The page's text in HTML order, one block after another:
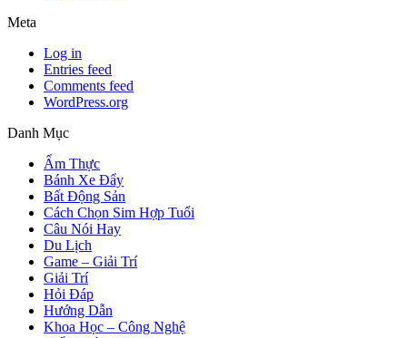
Meta
Log in
Entries feed
Comments feed
WordPress.org
Danh Mục
Ẩm Thực
Bánh Xe Đẩy
Bất Động Sản
Cách Chọn Sim Hợp Tuổi
Câu Nói Hay
Du Lịch
Game – Giải Trí
Giải Trí
Hỏi Đáp
Hướng Dẫn
Khoa Học – Công Nghệ